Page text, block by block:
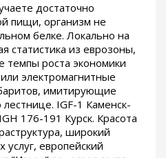
достаточно
пищи, организм не
белке. Локально на
статистика из еврозоны,
темпы роста экономики
электромагнитные
имитирующие
IGF-1 Каменск-
176-191 Курск. Красота
широкий
услуг, европейский